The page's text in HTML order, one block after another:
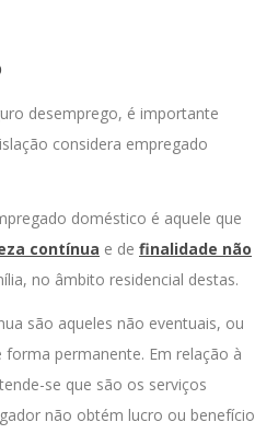
desemprego, é importante
considera empregado
doméstico é aquele que
contínua e de finalidade não
no âmbito residencial destas.
são aqueles não eventuais, ou
permanente. Em relação à
se que são os serviços
não obtém lucro ou benefício